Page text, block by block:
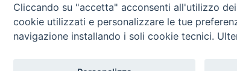
- Tutti i diritti riservati - Vita Trentina
Cliccando su "accetta" acconsenti all'utilizzo
cookie utilizzati e personalizzare le tue
navigazione installando i soli cookie tecnici.